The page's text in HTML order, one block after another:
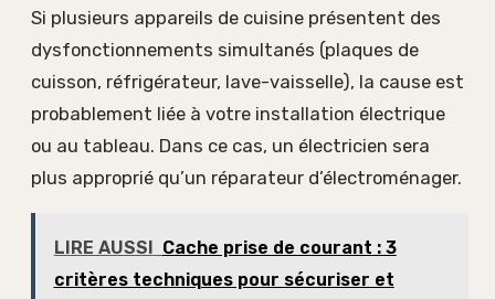
Si plusieurs appareils de cuisine présentent des
dysfonctionnements simultanés (plaques de
cuisson, réfrigérateur, lave-vaisselle), la cause est
probablement liée à votre installation électrique
ou au tableau. Dans ce cas, un électricien sera
plus approprié qu’un réparateur d’électroménager.
LIRE AUSSI Cache prise de courant : 3
critères techniques pour sécuriser et